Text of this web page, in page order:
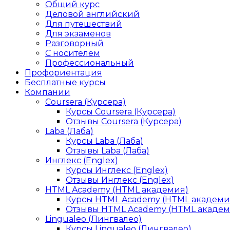
Общий курс
Деловой английский
Для путешествий
Для экзаменов
Разговорный
С носителем
Профессиональный
Профориентация
Бесплатные курсы
Компании
Coursera (Курсера)
Курсы Coursera (Курсера)
Отзывы Coursera (Курсера)
Laba (Лаба)
Курсы Laba (Лаба)
Отзывы Laba (Лаба)
Инглекс (Englex)
Курсы Инглекс (Englex)
Отзывы Инглекс (Englex)
HTML Academy (HTML академия)
Курсы HTML Academy (HTML
Отзывы HTML Academy (HTML
Lingualeo (Лингвалео)